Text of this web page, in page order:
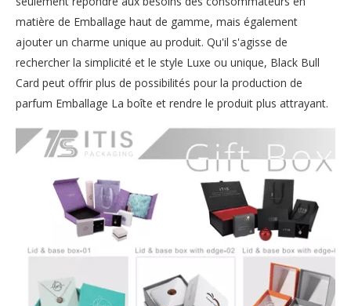
matière de Emballage haut de gamme, mais également
ajouter un charme unique au produit. Qu'il s'agisse de
rechercher la simplicité et le style Luxe ou unique, Black Bull
Card peut offrir plus de possibilités pour la production de
parfum Emballage La boîte et rendre le produit plus attrayant.